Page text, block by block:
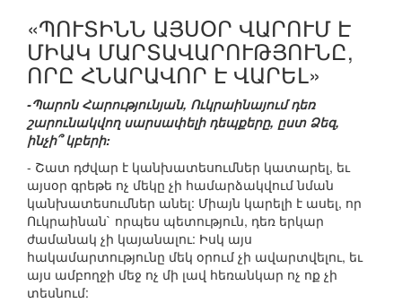
«ՊՈՒՏԻՆՆ ԱՅՍՕՐ ՎԱՐՈՒՄ Է
ՄԻԱԿ ՄԱՐՏԱՎԱՐՈՒԹՅՈՒՆԸ,
ՈՐԸ ՀՆԱՐԱՎՈՐ Է ՎԱՐԵԼ»
-Պարոն Հարությունյան, Ուկրաինայում դեռ
շարունակվող սարսափելի դեպքերը, ըստ Ձեզ,
ինչի՞ կբերի:
- Շատ դժվար է կանխատեսումներ կատարել, եւ
այսօր գրեթե ոչ մեկը չի համարձակվում նման
կանխատեսումներ անել: Միայն կարելի է ասել, որ
Ուկրաինան` որպես պետություն, դեռ երկար
ժամանակ չի կայանալու: Իսկ այս
հակամարտությունը մեկ օրում չի ավարտվելու, եւ
այս ամբողջի մեջ ոչ մի լավ հեռանկար ոչ ոք չի
տեսնում: